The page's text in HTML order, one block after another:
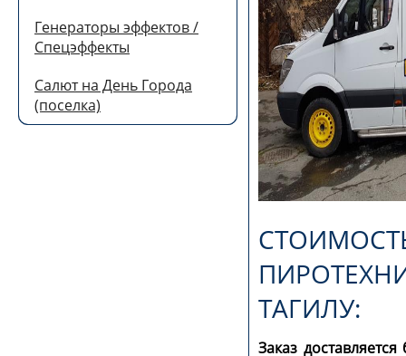
Генераторы эффектов /
Спецэффекты
Салют на День Города
(поселка)
ТАГИЛУ:
Заказ